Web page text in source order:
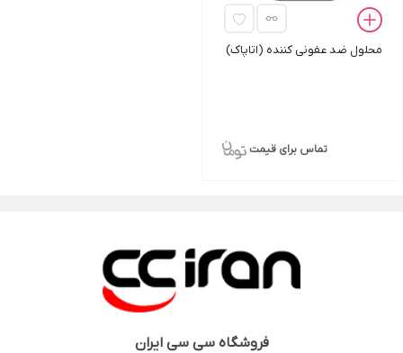
محلول ضد عفونی کننده (اتاپاک)
تماس برای قیمت
فروشگاهسی سی ایران